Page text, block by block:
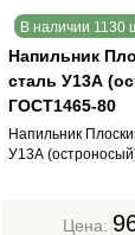
В наличии 1130
Напильник
сталь У13А
ГОСТ1465-80
Напильник
У13А